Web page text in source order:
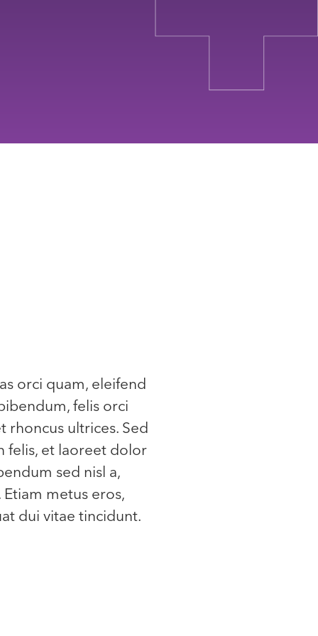
orci quam, eleifend
felis orci
rhoncus ultrices. Sed
felis, et laoreet dolor
sed nisl a,
metus eros,
dui vitae tincidunt.